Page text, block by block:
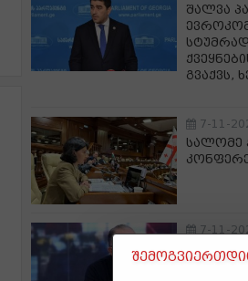
შალვა
გვაქვს,
7-11-
სალომე
7-11-
„მამუკა